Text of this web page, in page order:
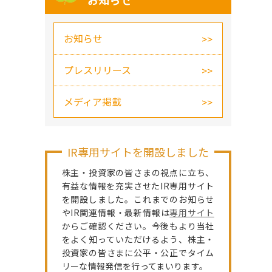
お知らせ
プレスリリース
メディア掲載
IR専用サイトを開設しました
株主・投資家の皆さまの視点に立ち、
有益な情報を充実させたIR専用サイト
を開設しました。これまでのお知らせ
やIR関連情報・最新情報は専用サイト
からご確認ください。今後もより当社
をよく知っていただけるよう、株主・
投資家の皆さまに公平・公正でタイム
リーな情報発信を行ってまいります。